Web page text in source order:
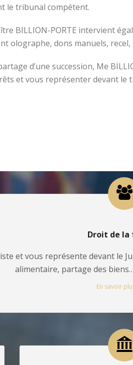
le tribunal compétent.
BILLION-PORTE intervient
olographe, dons manuels,
d’une succession, Me
et vous représenter devant le
Droit de
et vous représente devant le
alimentaire, partage des
En savoir